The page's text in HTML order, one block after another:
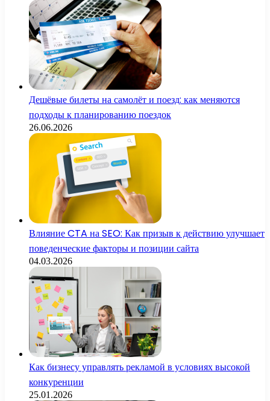
Дешёвые билеты на самолёт и поезд: как меняются
подходы к планированию поездок
26.06.2026
Влияние CTA на SEO: Как призыв к действию улучшает
поведенческие факторы и позиции сайта
04.03.2026
Как бизнесу управлять рекламой в условиях высокой
конкуренции
25.01.2026